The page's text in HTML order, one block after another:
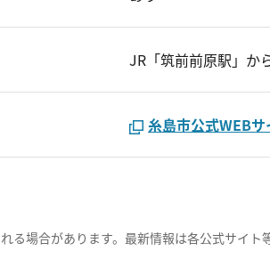
JR「筑前前原駅」か
糸島市公式WEBサ
る場合があります。最新情報は各公式サイト